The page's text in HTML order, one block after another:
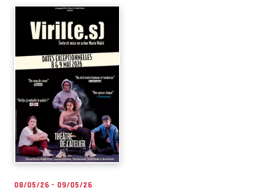
08/05/26 - 09/05/26